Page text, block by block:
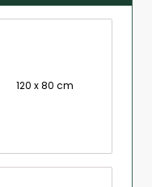
120 x 80 cm